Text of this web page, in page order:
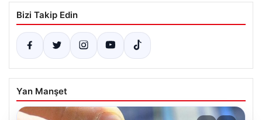
Bizi Takip Edin
Yan Manşet